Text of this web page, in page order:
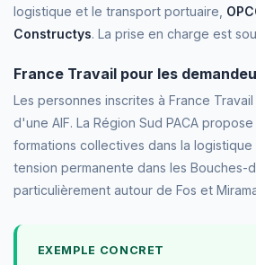
logistique et le transport portuaire,
Constructys. La prise en charge est
France Travail pour les
Les personnes inscrites à France
d'une AIF. La Région Sud PACA
formations collectives dans la
tension permanente dans les Bouches-
particulièrement autour de Fos et
EXEMPLE CONCRET